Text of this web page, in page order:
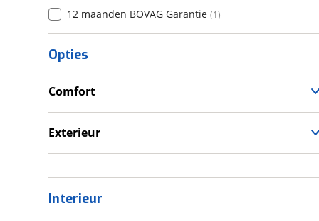
12 maanden BOVAG Garantie (1)
Opties
Comfort
Verwarmde leefruimte
Exterieur
Interieur